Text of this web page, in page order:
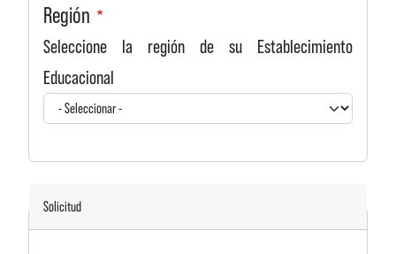
Región
Seleccione la región de su Establecimiento
Educacional
Solicitud